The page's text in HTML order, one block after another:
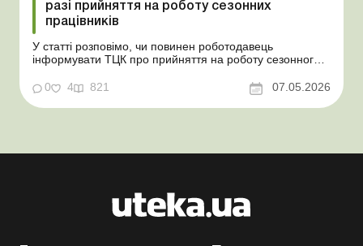
разі прийняття на роботу сезонних
працівників
У статті розповімо, чи повинен роботодавець
інформувати ТЦК про прийняття на роботу сезонного
агропідприємств приймає працівників на сезонні
роботи. Через значні штрафні санкції за порушення
порядку ведення військового обліку в
0 4 821 07.05.2026